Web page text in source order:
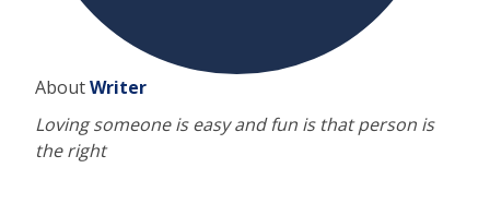
AboutWriter
Loving someone is easy and fun is that person is
the right